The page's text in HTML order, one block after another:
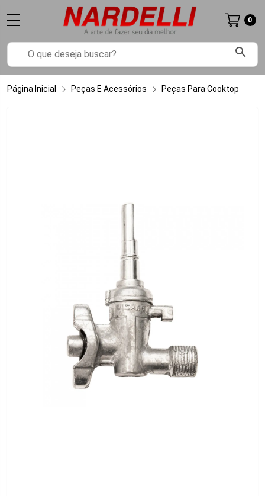
search
0
Página Inicial Peças E Acessórios Peças Para Cooktop